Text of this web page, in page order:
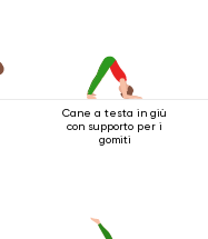
Cane a testa in giù
con supporto per i
gomiti